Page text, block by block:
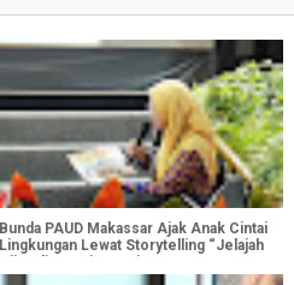
Bunda PAUD Makassar Ajak Anak Cintai
Lingkungan Lewat Storytelling “Jelajah